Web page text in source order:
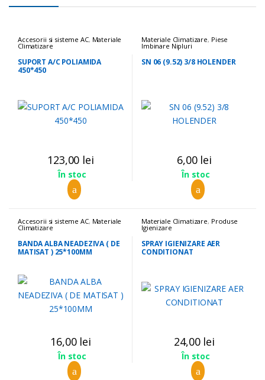
Accesorii si sisteme AC, Materiale
Climatizare
SUPORT A/C POLIAMIDA
450*450
123,00 lei
În stoc
Materiale Climatizare, Piese
Imbinare Nipluri
SN 06 (9.52) 3/8 HOLENDER
6,00 lei
În stoc
Accesorii si sisteme AC, Materiale
Climatizare
BANDA ALBA NEADEZIVA ( DE
MATISAT ) 25*100MM
16,00 lei
În stoc
Materiale Climatizare, Produse
Igienizare
SPRAY IGIENIZARE AER
CONDITIONAT
24,00 lei
În stoc